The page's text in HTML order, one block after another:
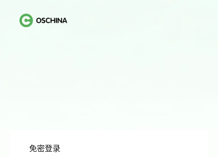
免密登录